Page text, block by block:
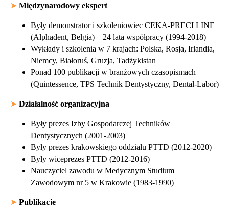
➤ Międzynarodowy ekspert
Były demonstrator i szkoleniowiec CEKA-PRECI LINE
(Alphadent, Belgia) – 24 lata współpracy (1994-2018)
Wykłady i szkolenia w 7 krajach: Polska, Rosja, Irlandia,
Niemcy, Białoruś, Gruzja, Tadżykistan
Ponad 100 publikacji w branżowych czasopismach
(Quintessence, TPS Technik Dentystyczny, Dental-Labor)
➤ Działalność organizacyjna
Były prezes Izby Gospodarczej Techników
Dentystycznych (2001-2003)
Były prezes krakowskiego oddziału PTTD (2012-2020)
Były wiceprezes PTTD (2012-2016)
Nauczyciel zawodu w Medycznym Studium
Zawodowym nr 5 w Krakowie (1983-1990)
➤ Publikacje